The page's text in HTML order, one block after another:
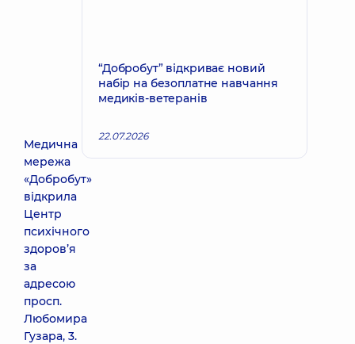
Медична
мережа
«Добробут»
відкрила
Центр
психічного
здоров’я
за
адресою
просп.
Любомира
Гузара, 3.
“Добробут” відкриває новий
набір на безоплатне навчання
медиків-ветеранів
22.07.2026